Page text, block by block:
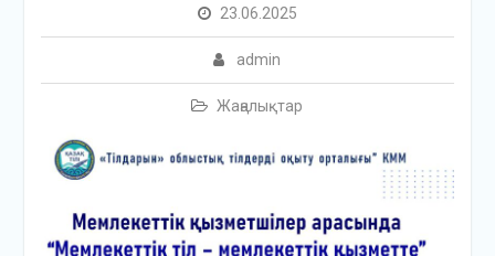
23.06.2025
admin
Жаңалықтар